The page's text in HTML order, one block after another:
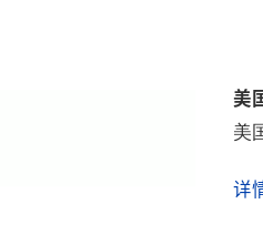
美
美
详